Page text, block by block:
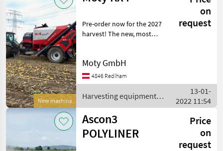
New machine
on
request
Pre-order now for the 2027
harvest! The new, most
Capacity: up to 2, 500 kg of
dry seeds per hour
Dimensions: 8 x 2.8 x 3
Moty GmbH
4846 Redlham
Harvesting equipment
crop fields / Moty
13-01-
2022 11:54
Ascon3
POLYLINER
Price
on
request